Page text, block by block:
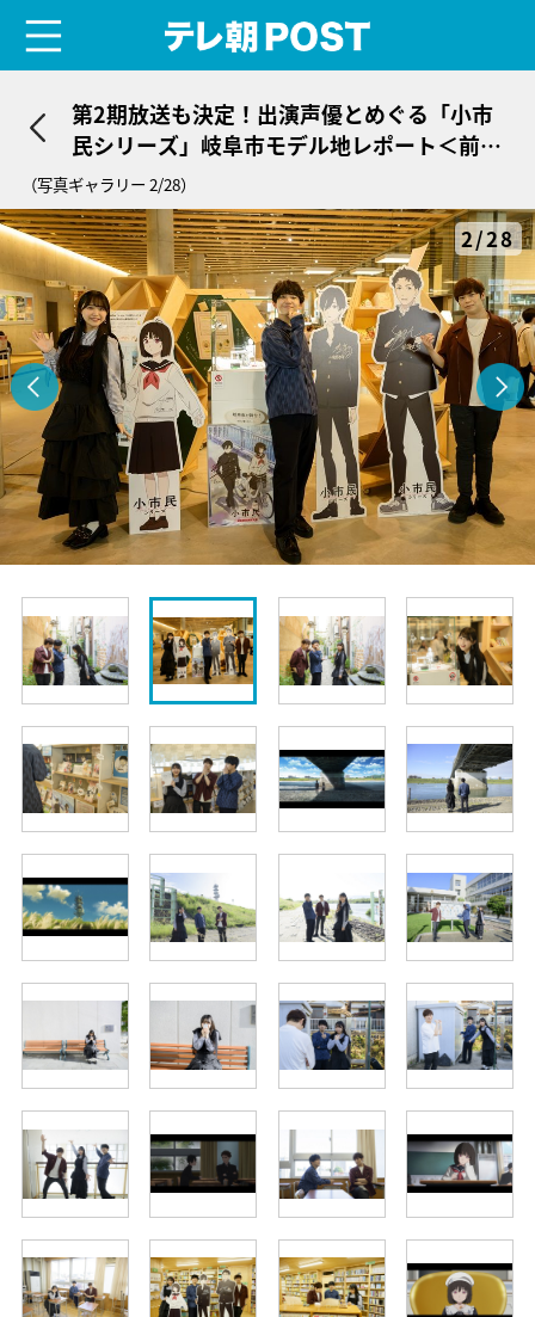
第2期放送も決定！出演声優とめぐる「小市
民シリーズ」岐阜市モデル地レポート＜前編
＞
（写真ギャラリー 2/28）
2/28